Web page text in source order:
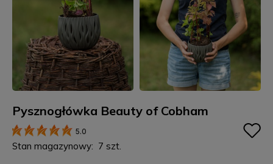
Pysznogłówka Beauty of Cobham
5.0
Stan magazynowy: 7 szt.